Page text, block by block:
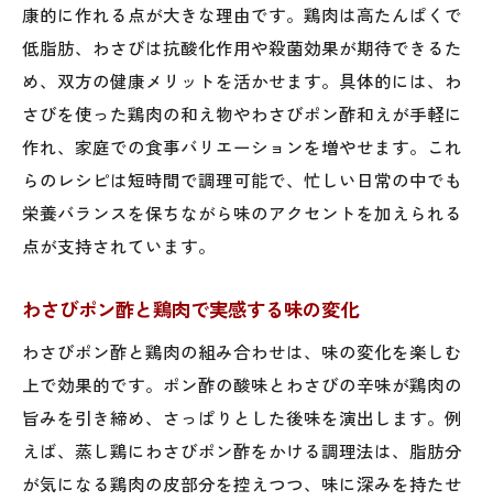
鶏肉の皮とわさびの組み合わせ、健康面の
注意点
鶏肉の皮を外すメリットとわさびの役割
わさびで楽しむカロリー控えめな鶏肉調理
法
皮付き鶏肉のリスクを減らすわさびの活用
例
わさび入り鶏肉調理で気になる脂質もカバ
手軽にできる鶏肉わさび醤油和えのレシピ集
わさび醤油で簡単に作る鶏肉和えのコツ
人気の鶏肉わさび醤油和えレシピの特徴
チューブわさびで時短！鶏肉和えのポイン
康的に作れる点が大きな理由です。鶏肉は高たんぱくで
低脂肪、わさびは抗酸化作用や殺菌効果が期待できるた
め、双方の健康メリットを活かせます。具体的には、わ
さびを使った鶏肉の和え物やわさびポン酢和えが手軽に
作れ、家庭での食事バリエーションを増やせます。これ
らのレシピは短時間で調理可能で、忙しい日常の中でも
栄養バランスを保ちながら味のアクセントを加えられる
点が支持されています。
わさびポン酢と鶏肉で実感する味の変化
わさびポン酢と鶏肉の組み合わせは、味の変化を楽しむ
上で効果的です。ポン酢の酸味とわさびの辛味が鶏肉の
旨みを引き締め、さっぱりとした後味を演出します。例
えば、蒸し鶏にわさびポン酢をかける調理法は、脂肪分
が気になる鶏肉の皮部分を控えつつ、味に深みを持たせ